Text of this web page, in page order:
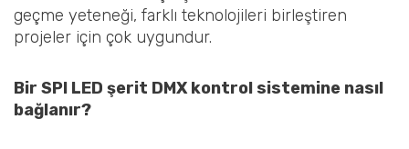
geçme yeteneği, farklı teknolojileri birleştiren
projeler için çok uygundur.
Bir SPI LED şerit DMX kontrol sistemine nasıl
bağlanır?